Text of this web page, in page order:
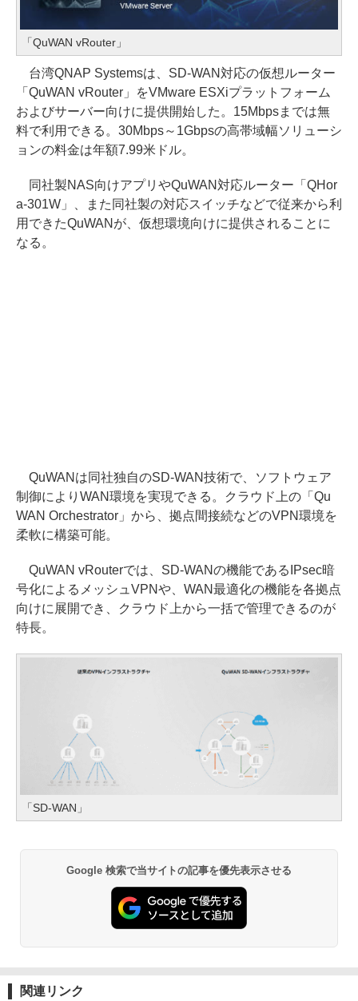
「QuWAN vRouter」
台湾QNAP Systemsは、SD-WAN対応の仮想ルーター
「QuWAN vRouter」をVMware ESXiプラットフォーム
およびサーバー向けに提供開始した。15Mbpsまでは無
料で利用できる。30Mbps～1Gbpsの高帯域幅ソリューシ
ョンの料金は年額7.99米ドル。
同社製NAS向けアプリやQuWAN対応ルーター「QHor
a-301W」、また同社製の対応スイッチなどで従来から利
用できたQuWANが、仮想環境向けに提供されることに
なる。
QuWANは同社独自のSD-WAN技術で、ソフトウェア
制御によりWAN環境を実現できる。クラウド上の「Qu
WAN Orchestrator」から、拠点間接続などのVPN環境を
柔軟に構築可能。
QuWAN vRouterでは、SD-WANの機能であるIPsec暗
号化によるメッシュVPNや、WAN最適化の機能を各拠点
向けに展開でき、クラウド上から一括で管理できるのが
特長。
「SD-WAN」
Google 検索で当サイトの記事を優先表示させる
関連リンク